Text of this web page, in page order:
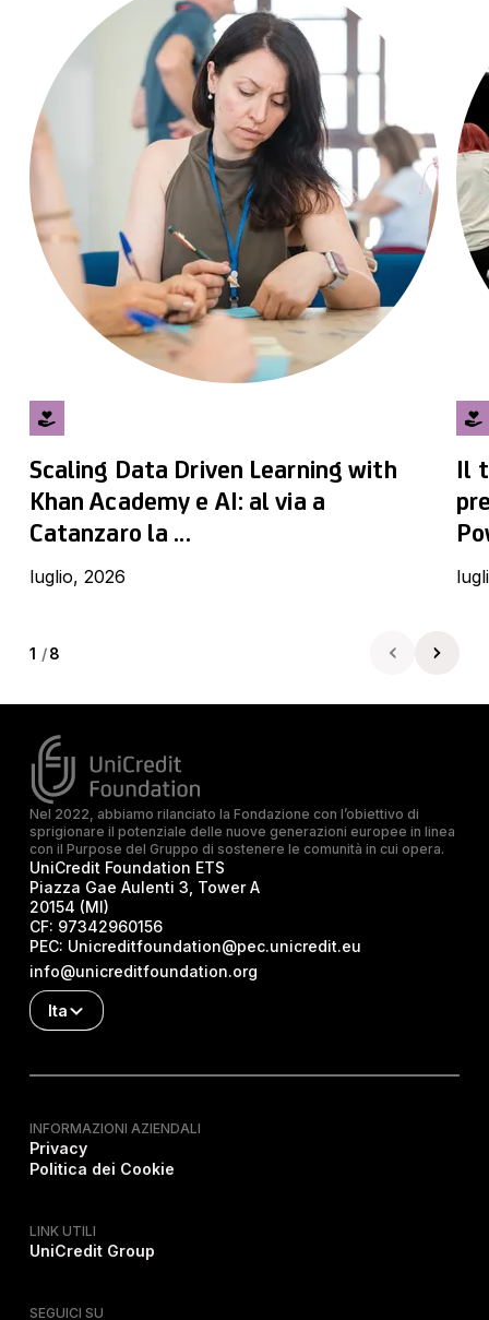
Scaling Data Driven Learning with
Khan Academy e AI: al via a
Catanzaro la ...
luglio, 2026
Il
1 /8
Nel 2022, abbiamo rilanciato la Fondazione con l’obiettivo di
sprigionare il potenziale delle nuove generazioni europee in linea
con il Purpose del Gruppo di sostenere le comunità in cui opera.
UniCredit Foundation ETS
Piazza Gae Aulenti 3, Tower A
20154 (MI)
CF: 97342960156
PEC: Unicreditfoundation@pec.unicredit.eu
info@unicreditfoundation.org
Ita
INFORMAZIONI AZIENDALI
Privacy
Politica dei Cookie
LINK UTILI
UniCredit Group
SEGUICI SU